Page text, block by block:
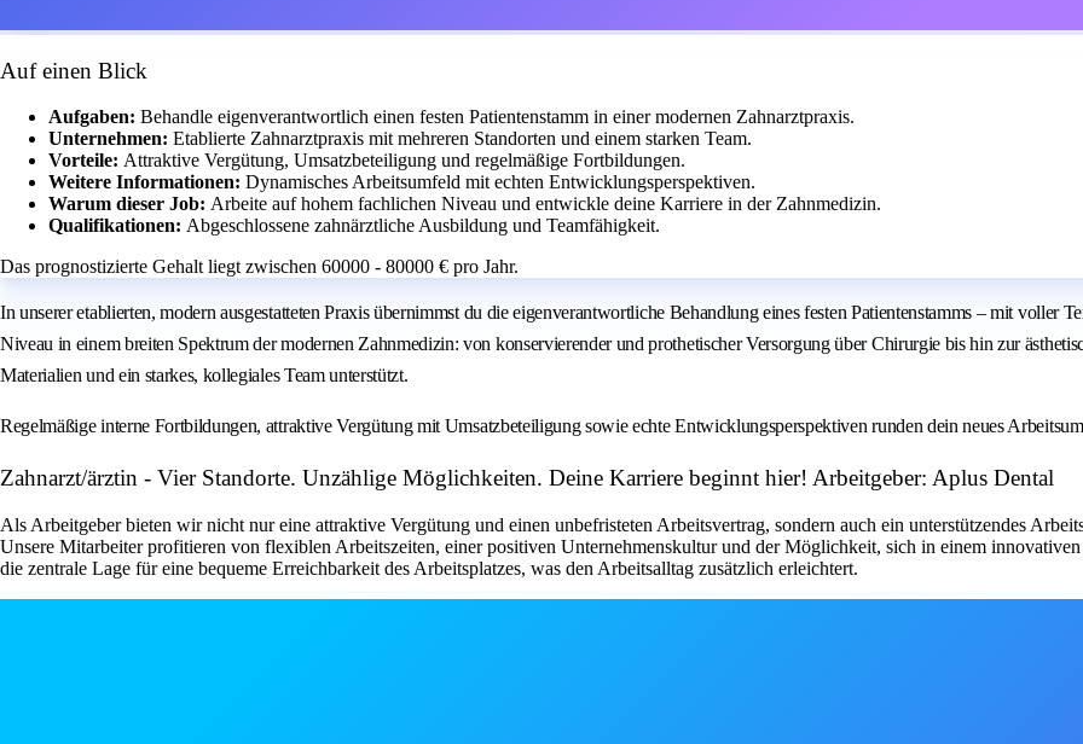
Auf einen Blick
Aufgaben: Behandle eigenverantwortlich einen festen Patientenstamm in einer modernen Zahnarztpraxis.
Unternehmen: Etablierte Zahnarztpraxis mit mehreren Standorten und einem starken Team.
Vorteile: Attraktive Vergütung, Umsatzbeteiligung und regelmäßige Fortbildungen.
Weitere Informationen: Dynamisches Arbeitsumfeld mit echten Entwicklungsperspektiven.
Warum dieser Job: Arbeite auf hohem fachlichen Niveau und entwickle deine Karriere in der Zahnmedizin.
Qualifikationen: Abgeschlossene zahnärztliche Ausbildung und Teamfähigkeit.
Das prognostizierte Gehalt liegt zwischen 60000 - 80000 € pro Jahr.
In unserer etablierten, modern ausgestatteten Praxis übernimmst du die eigenverantwortliche Behandlung eines festen Patientenstamms – mit voller
Niveau in einem breiten Spektrum der modernen Zahnmedizin: von konservierender und prothetischer Versorgung über Chirurgie bis hin zur
Materialien und ein starkes, kollegiales Team unterstützt.
Regelmäßige interne Fortbildungen, attraktive Vergütung mit Umsatzbeteiligung sowie echte Entwicklungsperspektiven runden dein neues
Zahnarzt/ärztin - Vier Standorte. Unzählige Möglichkeiten. Deine Karriere beginnt hier! Arbeitgeber: Aplus Dental
Als Arbeitgeber bieten wir nicht nur eine attraktive Vergütung und einen unbefristeten Arbeitsvertrag, sondern auch ein unterstützendes
Unsere Mitarbeiter profitieren von flexiblen Arbeitszeiten, einer positiven Unternehmenskultur und der Möglichkeit, sich in einem
die zentrale Lage für eine bequeme Erreichbarkeit des Arbeitsplatzes, was den Arbeitsalltag zusätzlich erleichtert.